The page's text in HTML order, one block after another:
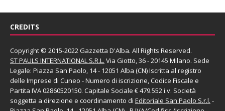
CREDITS
Copyright © 2015-2022 Gazzetta D'Alba. All Rights Reserved.
ST PAULS INTERNATIONAL S.R.L. Via Giotto, 36 - 20145 Milano. Sede
Legale: Piazza San Paolo, 14 - 12051 Alba (CN) Iscritta al registro
delle Imprese di Cuneo - Numero di iscrizione, Codice Fiscale e
Partita IVA 02860520150. Capitale Sociale € 479.552 i.v. Società
soggetta a direzione e coordinamento di Editoriale San Paolo S.r.l. -